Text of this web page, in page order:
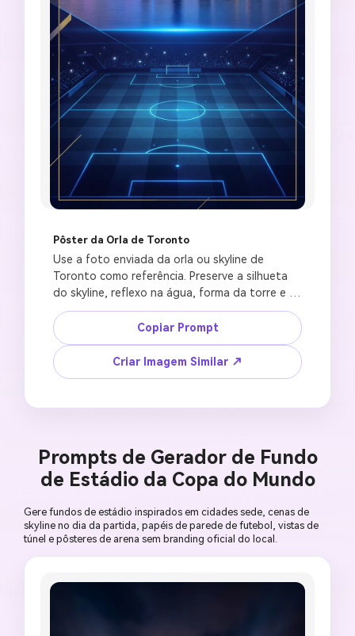
Pôster da Orla de Toronto
Use a foto enviada da orla ou skyline de
Toronto como referência. Preserve a silhueta
do skyline, reflexo na água, forma da torre e
luz fria da noite. Crie um pôster de cidade sede
da Copa do Mundo com IA com brilho azul do
lago, textura de campo de futebol mesclada
no primeiro plano, luzes da multidão, layout
geométrico limpo de pôster, clima premium de
sem emblema oficial do torneio, sem nome do
Copiar Prompt
Criar Imagem Similar ↗
Prompts de Gerador de Fundo
de Estádio da Copa do Mundo
Gere fundos de estádio inspirados em cidades sede, cenas de
skyline no dia da partida, papéis de parede de futebol, vistas de
túnel e pôsteres de arena sem branding oficial do local.